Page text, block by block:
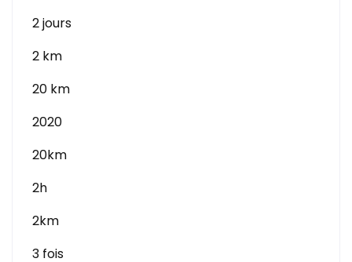
2 jours
2 km
20 km
2020
20km
2h
2km
3 fois